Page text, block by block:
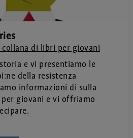
di libri per giovani
e vi presentiamo le
della resistenza
informazioni di sulla
giovani e vi offriamo